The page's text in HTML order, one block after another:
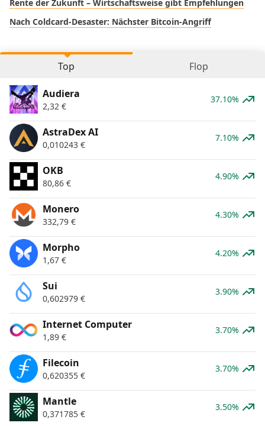
Rente der Zukunft – Wirtschaftsweise gibt Empfehlungen
Nach Coldcard-Desaster: Nächster Bitcoin-Angriff
Top Flop
Audiera
2,32 €
37.10%
AstraDex AI
0,010243 €
7.10%
OKB
80,86 €
4.90%
Monero
332,79 €
4.30%
Morpho
1,67 €
4.20%
Sui
0,602979 €
3.90%
Internet Computer
1,89 €
3.70%
Filecoin
0,620355 €
3.70%
Mantle
0,371785 €
3.50%